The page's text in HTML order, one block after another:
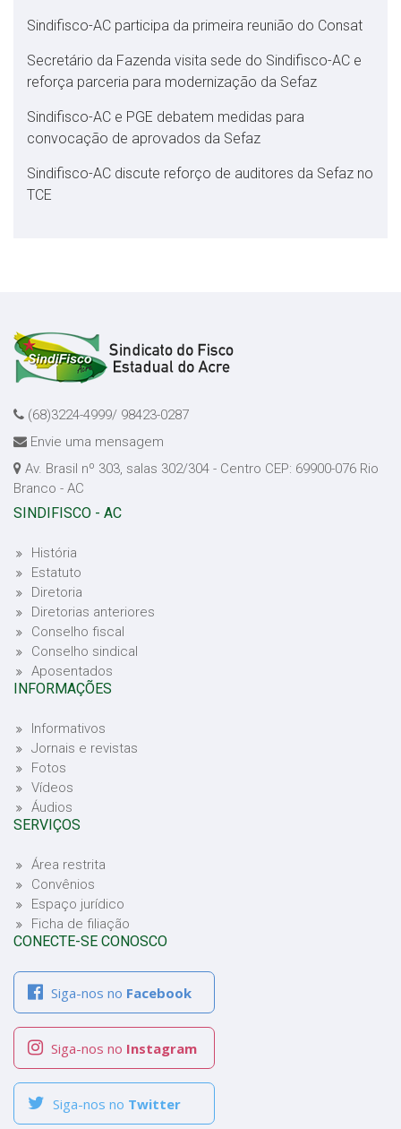
Sindifisco-AC participa da primeira reunião do Consat
Secretário da Fazenda visita sede do Sindifisco-AC e
reforça parceria para modernização da Sefaz
Sindifisco-AC e PGE debatem medidas para
convocação de aprovados da Sefaz
Sindifisco-AC discute reforço de auditores da Sefaz no
TCE
(68)3224-4999/ 98423-0287
Envie uma mensagem
Av. Brasil nº 303, salas 302/304 - Centro CEP: 69900-076 Rio
Branco - AC
SINDIFISCO - AC
História
Estatuto
Diretoria
Diretorias anteriores
Conselho fiscal
Conselho sindical
Aposentados
INFORMAÇÕES
Informativos
Jornais e revistas
Fotos
Vídeos
Áudios
SERVIÇOS
Área restrita
Convênios
Espaço jurídico
Ficha de filiação
CONECTE-SE CONOSCO
Siga-nos no Facebook
Siga-nos no Instagram
Siga-nos no Twitter